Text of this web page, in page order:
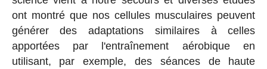
ont montré que nos cellules musculaires peuvent
générer des adaptations similaires à celles
apportées par l'entraînement aérobique en
utilisant, par exemple, des séances de haute